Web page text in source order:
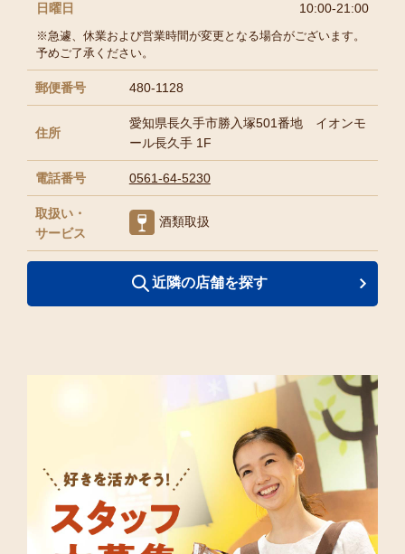
日曜日
10:00-21:00
※急遽、休業および営業時間が変更となる場合がございます。
予めご了承ください。
郵便番号 480-1128
住所
愛知県長久手市勝入塚501番地 イオンモ
ール長久手 1F
電話番号 0561-64-5230
取扱い・
サービス
酒類取扱